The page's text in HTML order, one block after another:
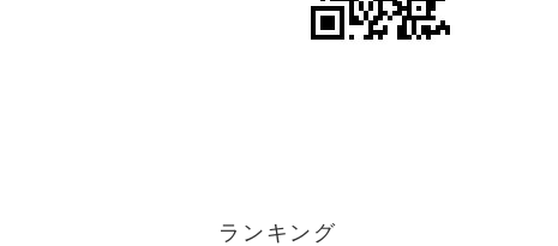
ランキング